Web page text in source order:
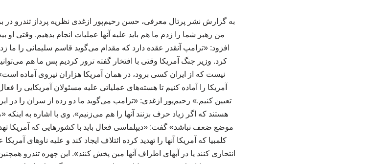
به گزارش نشر پرتال معرفی، حسن رحیم‌پور ازغدی نظریه پرداز تندرو در
من رهبر شما را زدم ما هم باید علیه آنها عملیات انجام بدهیم. وقتی او
افزود: «ترامپ آنقدر عقده دارد که مقدام می‌گوید قاسم سلیمانی را ما
کرد. وزیر جنگ آمریکا وقتی با افتخار گفته ترور کردیم پس ما هم
نیست که از ایران کسی برود، در همان آمریکا هزاران نیروی آماده
آمریکا را آماده کنیم تا هسته‌های عملیاتی علیه مسئولان آمریکایی را
تعیین کنیم.» رحیم‌پور ازغدی: «ترامپ می‌گوید ما دو رده از سران را در
هستند که اگر زیاد حرف بزنند آنها را هم می‌زنیم». وی با اشاره به
موضع ضعف نباشد» گفت: «دیپلماسی فعال باید با کشورهایی که آمریکا
کلمبیا که آمریکا آنها را تهدید کرده ائتلاف ایجاد کند و علیه ناوهای
انتحاری کنند یا در آبهای اطراف آنها مین پخش کنند». این چهره تندرو